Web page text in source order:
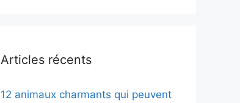
Articles récents
12 animaux charmants qui peuvent